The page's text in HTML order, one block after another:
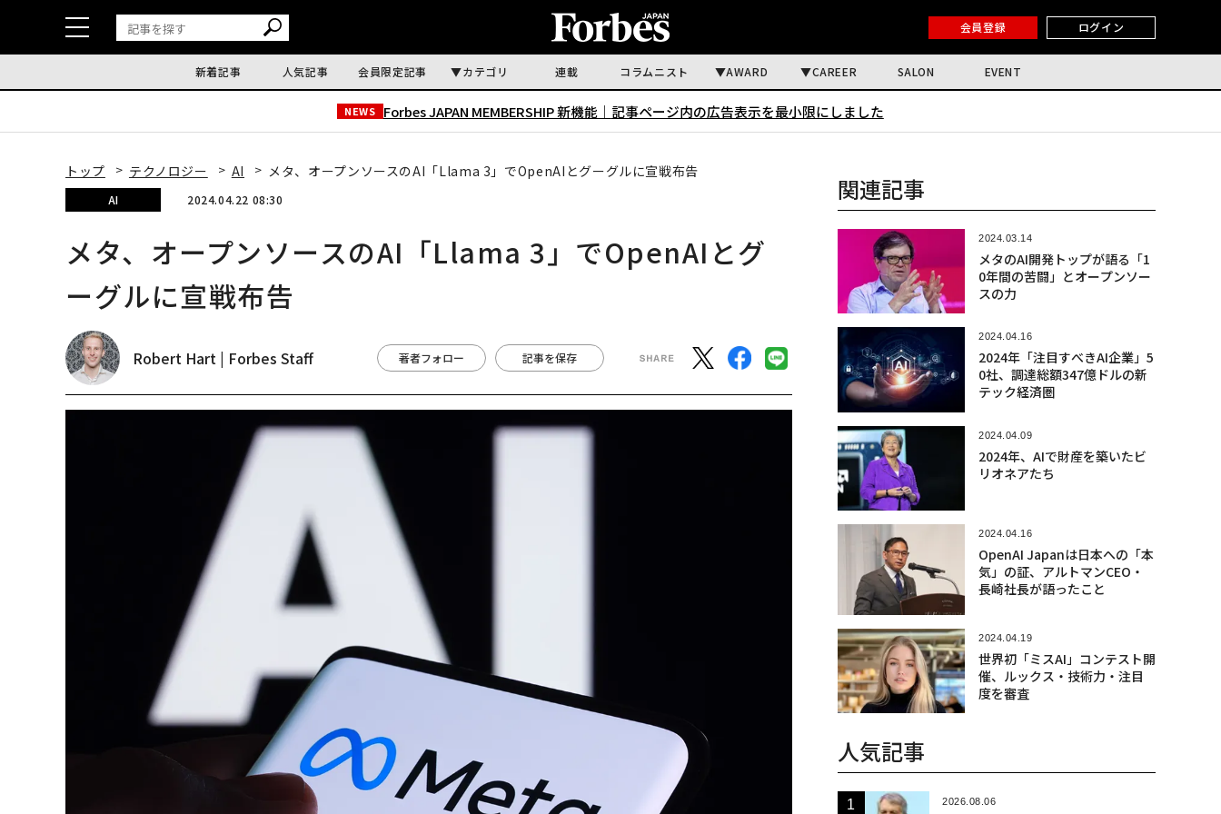
会員登録 ログイン
新着記事 人気記事 会員限定記事 カテゴリ 連載 コラムニスト AWARD CAREER SALON EVENT
NEWS Forbes JAPAN MEMBERSHIP 新機能｜ 記事ページ内の広告表示を最小限にしました
トップ テクノロジー AI メタ、オープンソースのAI「Llama 3」でOpenAIとグーグルに宣戦布告
AI 2024.04.22 08:30
メタ、オープンソースのAI「Llama 3」でOpenAIとグ
ーグルに宣戦布告
Robert Hart | Forbes Staff 著者フォロー 記事を保存
関連記事
2024.03.14
メタのAI開発トップが語る「1
0年間の苦闘」とオープンソー
スの力
2024.04.16
2024年「注目すべきAI企業」5
0社、調達総額347億ドルの新
テック経済圏
2024.04.09
2024年、AIで財産を築いたビ
リオネアたち
2024.04.16
OpenAI Japanは日本への「本
気」の証、アルトマンCEO・
長崎社長が語ったこと
2024.04.19
世界初「ミスAI」コンテスト開
催、ルックス・技術力・注目
度を審査
人気記事
2026.08.06